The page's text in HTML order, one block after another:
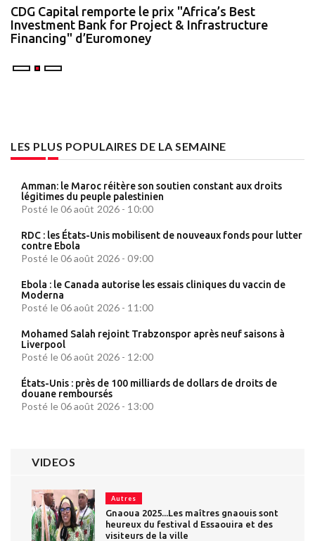
CDG Capital remporte le prix "Africa’s Best
Investment Bank for Project & Infrastructure
Financing" d’Euromoney
LES PLUS POPULAIRES DE LA SEMAINE
Amman: le Maroc réitère son soutien constant aux droits
légitimes du peuple palestinien
Posté le 06 août 2026 - 10:00
RDC : les États-Unis mobilisent de nouveaux fonds pour lutter
contre Ebola
Posté le 06 août 2026 - 09:00
Ebola : le Canada autorise les essais cliniques du vaccin de
Moderna
Posté le 06 août 2026 - 11:00
Mohamed Salah rejoint Trabzonspor après neuf saisons à
Liverpool
Posté le 06 août 2026 - 12:00
États-Unis : près de 100 milliards de dollars de droits de
douane remboursés
Posté le 06 août 2026 - 13:00
VIDEOS
Autres
Gnaoua 2025...Les maîtres gnaouis sont
heureux du festival d Essaouira et des
visiteurs de la ville